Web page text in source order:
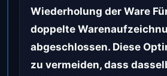
Wiederholung der Ware
doppelte
abgeschlossen. Diese
zu vermeiden, dass